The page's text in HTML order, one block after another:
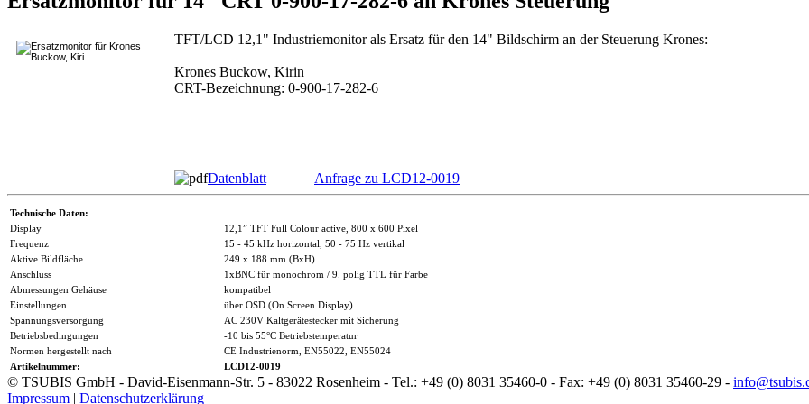
TFT/LCD 12,1" Industriemonitor als Ersatz für den 14" Bildschirm an der Steuerung Krones:
Krones Buckow, Kirin
CRT-Bezeichnung: 0-900-17-282-6
Datenblatt Anfrage zu LCD12-0019
Technische Daten:
Display
12,1” TFT Full Colour active, 800 x 600 Pixel
Frequenz
15 - 45 kHz horizontal, 50 - 75 Hz vertikal
Aktive Bildfläche
249 x 188 mm (BxH)
Anschluss
1xBNC für monochrom / 9. polig TTL für Farbe
Abmessungen Gehäuse
kompatibel
Einstellungen
über OSD (On Screen Display)
Spannungsversorgung
AC 230V Kaltgerätestecker mit Sicherung
Betriebsbedingungen
-10 bis 55°C Betriebstemperatur
Normen hergestellt nach
CE Industrienorm, EN55022, EN55024
Artikelnummer:
LCD12-0019
© TSUBIS GmbH - David-Eisenmann-Str. 5 - 83022 Rosenheim - Tel.: +49 (0) 8031 35460-0 - Fax: +49 (0) 8031 35460-29 -
Impressum | Datenschutzerklärung